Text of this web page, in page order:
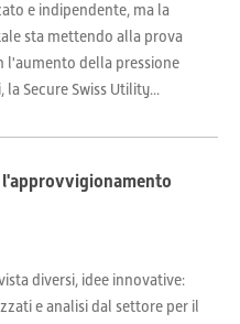
e indipendente, ma la
sta mettendo alla prova
l'aumento della pressione
Secure Swiss Utility...
diversi, idee innovative:
e analisi dal settore per il